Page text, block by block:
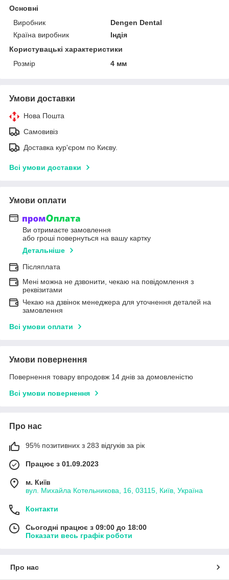
Основні
Виробник
Dengen Dental
Країна виробник
Індія
Користувацькі характеристики
Розмір
4 мм
Умови доставки
Нова Пошта
Самовивіз
Доставка кур'єром по Києву.
Всі умови доставки
Умови оплати
Ви отримаєте замовлення
або гроші повернуться на вашу картку
Детальніше
Післяплата
Мені можна не дзвонити, чекаю на повідомлення з
реквізитами
Чекаю на дзвінок менеджера для уточнення деталей на
замовлення
Всі умови оплати
Умови повернення
Повернення товару впродовж 14 днів за домовленістю
Всі умови повернення
Про нас
95% позитивних з 283 відгуків за рік
Працює з 01.09.2023
м. Київ
вул. Михайла Котельникова, 16, 03115, Київ, Україна
Контакти
Сьогодні працює з 09:00 до 18:00
Показати весь графік роботи
Про нас